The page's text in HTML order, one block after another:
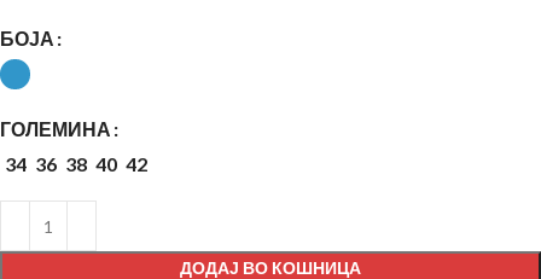
БОЈА
ГОЛЕМИНА
34 36 38 40 42
ДОДАЈ ВО КОШНИЦА